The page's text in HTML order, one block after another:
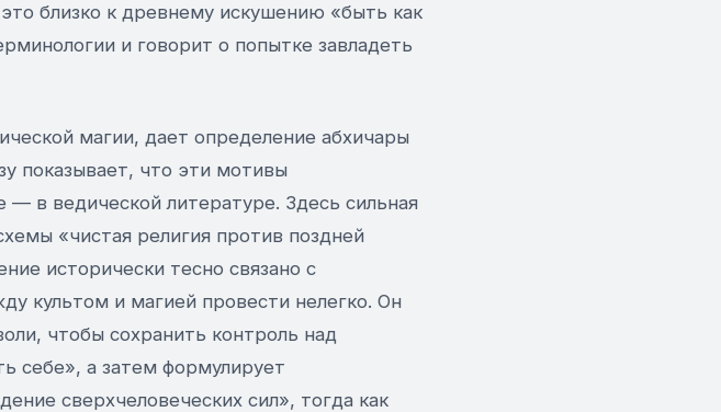
близко к древнему искушению «быть как
и говорит о попытке завладеть
магии, дает определение абхичары
показывает, что эти мотивы
в ведической литературе. Здесь сильная
«чистая религия против поздней
исторически тесно связано с
культом и магией провести нелегко. Он
чтобы сохранить контроль над
себе», а затем формулирует
сверхчеловеческих сил», тогда как